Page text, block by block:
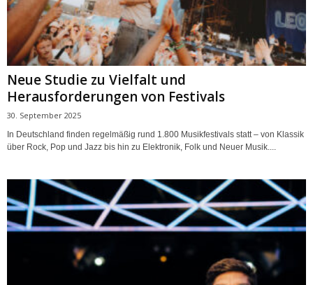
Neue Studie zu Vielfalt und
Herausforderungen von Festivals
30. September 2025
In Deutschland finden regelmäßig rund 1.800 Musikfestivals statt – von Klassik
über Rock, Pop und Jazz bis hin zu Elektronik, Folk und Neuer Musik....